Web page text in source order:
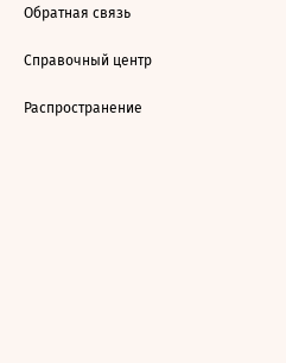
Обратная связь
Справочный центр
Распространение